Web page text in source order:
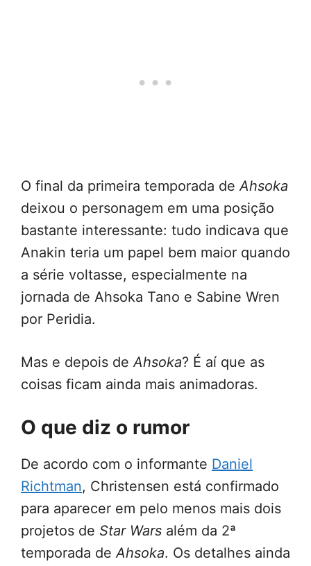
O final da primeira temporada deAhsoka
deixou o personagem em uma posição
bastante interessante: tudo indicava que
Anakin teria um papel bem maior quando
a série voltasse, especialmente na
jornada de Ahsoka Tano e Sabine Wren
por Peridia.
Mas e depois deAhsoka? É aí que as
coisas ficam ainda mais animadoras.
O que diz o rumor
De acordo com o informante Daniel
Richtman, Christensen está confirmado
para aparecer em pelo menos mais dois
projetos de Star Wars além da 2ª
temporada deAhsoka. Os detalhes ainda